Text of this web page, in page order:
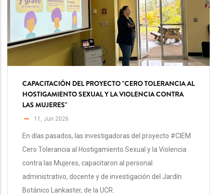
CAPACITACIÓN DEL PROYECTO "CERO TOLERANCIA AL
HOSTIGAMIENTO SEXUAL Y LA VIOLENCIA CONTRA
LAS MUJERES"
11, Jun 2026
En días pasados, las investigadoras del proyecto #CIEM
Cero Tolerancia al Hostigamiento Sexual y la Violencia
contra las Mujeres, capacitaron al personal
administrativo, docente y de investigación del Jardín
Botánico Lankaster, de la UCR.